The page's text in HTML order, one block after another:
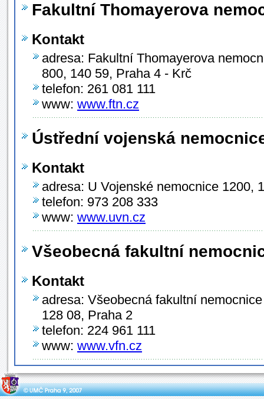
Fakultní Thomayerova
Kontakt
adresa: Fakultní Thomayerova
800, 140 59, Praha 4 - Krč
telefon: 261 081 111
www: www.ftn.cz
Ústřední vojenská
Kontakt
adresa: U Vojenské nemocnice 1200,
telefon: 973 208 333
www: www.uvn.cz
Všeobecná fakultní
Kontakt
adresa: Všeobecná fakultní
128 08, Praha 2
telefon: 224 961 111
www: www.vfn.cz